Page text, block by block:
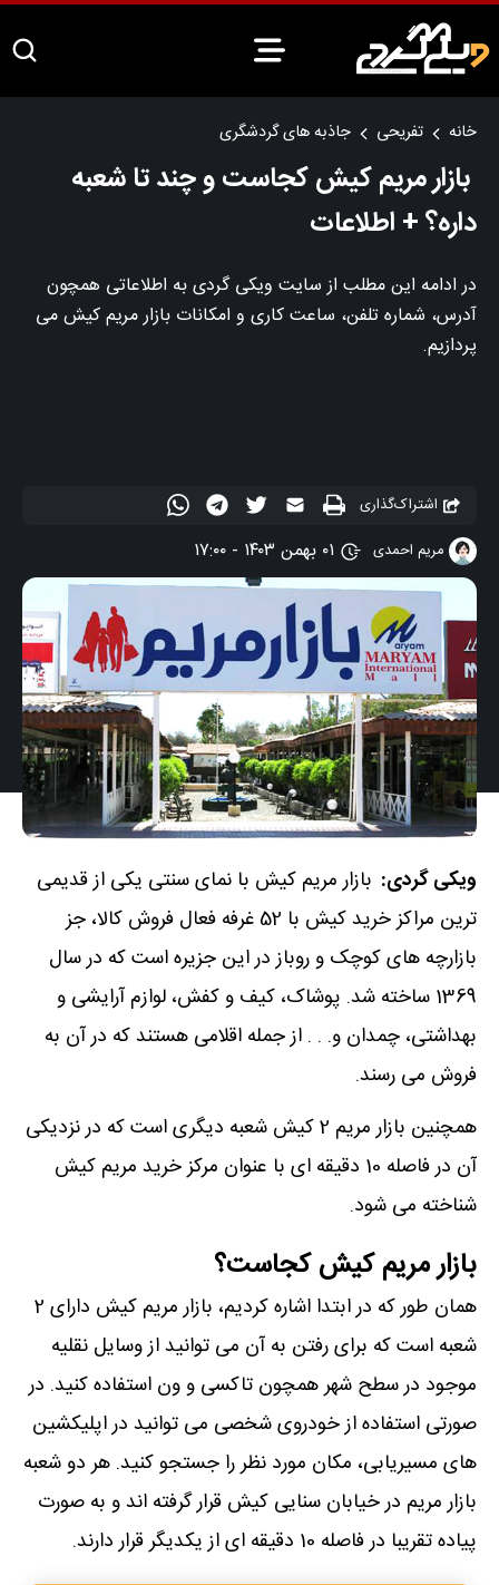
خانه تفریحی جاذبه های گردشگری
بازار مریم کیش کجاست و چند تا شعبه
داره؟ + اطلاعات
در ادامه این مطلب از سایت ویکی گردی به اطلاعاتی همچون
آدرس، شماره تلفن، ساعت کاری و امکانات بازار مریم کیش می
پردازیم.
اشتراک‌گذاری
مریم احمدی
۰۱ بهمن ۱۴۰۳ - ۱۷:۰۰
ویکی گردی: بازار مریم ‌کیش با نمای سنتی یکی از قدیمی
‌ترین مراکز خرید کیش با 52 غرفه فعال فروش کالا، جز
بازارچه های کوچک و روباز در این جزیره است که در سال
1369 ساخته شد. پوشاک، کیف و کفش، لوازم آرایشی و
بهداشتی، چمدان و. . . از جمله اقلامی هستند که در آن به
فروش می رسند.
همچنین بازار مریم 2 کیش شعبه دیگری است که در نزدیکی
آن در فاصله 10 دقیقه ای با عنوان مرکز خرید مریم کیش
شناخته می شود.
بازار مریم کیش کجاست؟
همان طور که در ابتدا اشاره کردیم، بازار مریم کیش دارای 2
شعبه است که برای رفتن به آن می توانید از وسایل نقلیه
موجود در سطح شهر همچون تاکسی و ون استفاده کنید. در
صورتی استفاده از خودروی شخصی می توانید در اپلیکشین
های مسیریابی، مکان مورد نظر را جستجو کنید. هر دو شعبه
بازار مریم در خیابان سنایی کیش قرار گرفته اند و به صورت
پیاده تقریبا در فاصله 10 دقیقه ای از یکدیگر قرار دارند.